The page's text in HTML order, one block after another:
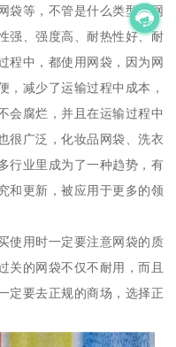
袋等，不管是什么类型的网
强、强度高、耐热性好、耐
程中，都使用网袋，因为网
，减少了运输过程中成本，
会腐烂，并且在运输过程中
很广泛，化妆品网袋、洗衣
行业里成为了一种趋势，有
和更新，被应用于更多的领
使用时一定要注意网袋的质
关的网袋不仅不耐用，而且
定要去正规的商场，选择正